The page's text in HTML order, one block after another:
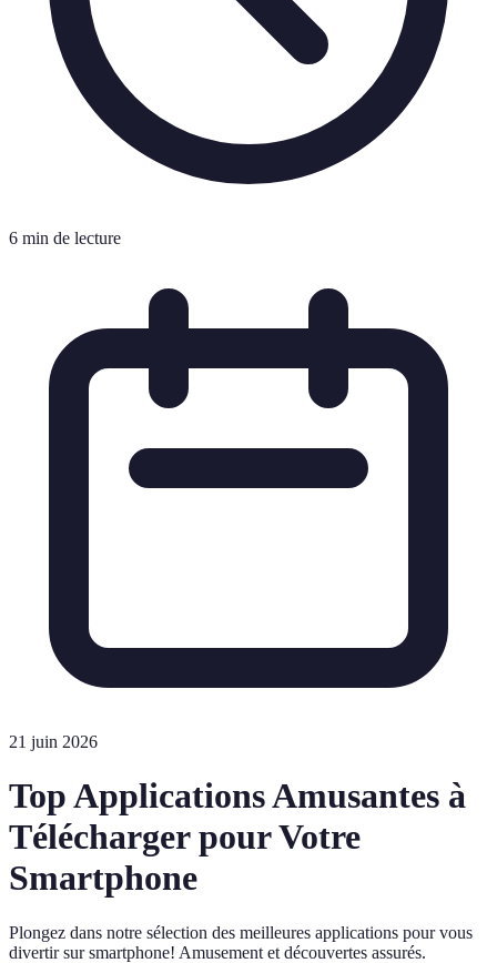
6 min de lecture
21 juin 2026
Top Applications Amusantes à
Télécharger pour Votre
Smartphone
Plongez dans notre sélection des meilleures applications pour vous
divertir sur smartphone! Amusement et découvertes assurés.